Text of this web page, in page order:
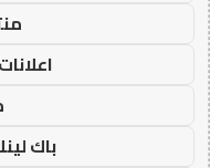
باك